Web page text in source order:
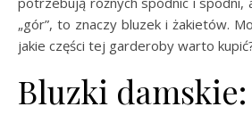
„gór”, to znaczy bluzek i żakietów.
jakie części tej garderoby warto
Bluzki